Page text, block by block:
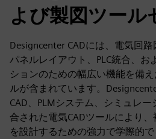
よび製図ツール
Designcenter CADには、電気回路
パネルレイアウト、PLC統合、お
ションのための幅広い機能を備
ルが含まれています。
CAD、PLMシステム、シミュレ
合された電気CADツールにより
を設計するための強力で学際的